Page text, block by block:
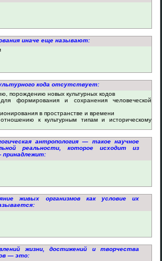
иначе еще называют:
кода отсутствует:
порождению новых культурных кодов
для формирования и сохранения человеческой
в пространстве и времени
отношению к культурным типам и историческому
антропология — такое научное
реальности, которое исходит из
принадлежит:
живых организмов как условие их
жизни, достижений и творчества
— это: